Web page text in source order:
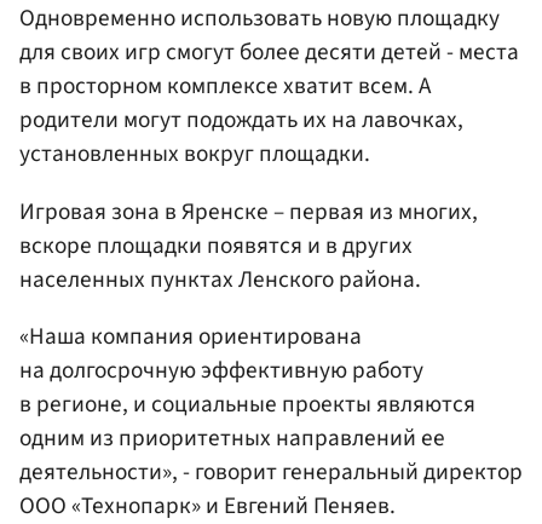
Одновременно использовать новую площадку
для своих игр смогут более десяти детей - места
в просторном комплексе хватит всем. А
родители могут подождать их на лавочках,
установленных вокруг площадки.
Игровая зона в Яренске – первая из многих,
вскоре площадки появятся и в других
населенных пунктах Ленского района.
«Наша компания ориентирована
на долгосрочную эффективную работу
в регионе, и социальные проекты являются
одним из приоритетных направлений ее
деятельности», - говорит генеральный директор
ООО «Технопарк» и Евгений Пеняев.